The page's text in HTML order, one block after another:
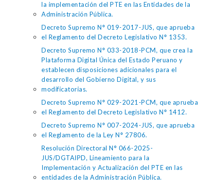
la implementación del PTE en las Entidades de la
Administración Pública.
Decreto Supremo N° 019-2017-JUS, que aprueba
el Reglamento del Decreto Legislativo N° 1353.
Decreto Supremo N° 033-2018-PCM, que crea la
Plataforma Digital Única del Estado Peruano y
establecen disposiciones adicionales para el
desarrollo del Gobierno Digital, y sus
modificatorias.
Decreto Supremo N° 029-2021-PCM, que aprueba
el Reglamento del Decreto Legislativo N° 1412.
Decreto Supremo N° 007-2024-JUS, que aprueba
el Reglamento de la Ley N° 27806.
Resolución Directoral N° 066-2025-
JUS/DGTAIPD, Lineamiento para la
Implementación y Actualización del PTE en las
entidades de la Administración Pública.